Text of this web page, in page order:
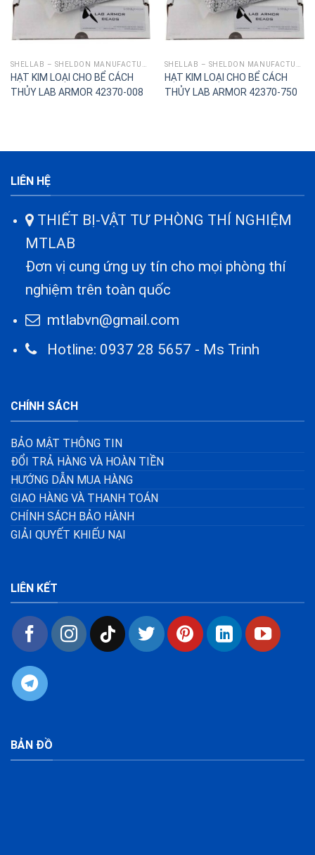
SHELLAB – SHELDON MANUFACTURING
HẠT KIM LOẠI CHO BỂ CÁCH
THỦY LAB ARMOR 42370-008
SHELLAB – SHELDON MANUFACTURING
HẠT KIM LOẠI CHO BỂ CÁCH
THỦY LAB ARMOR 42370-750
LIÊN HỆ
THIẾT BỊ-VẬT TƯ PHÒNG THÍ NGHIỆM
MTLAB
Đơn vị cung ứng uy tín cho mọi phòng thí
nghiệm trên toàn quốc
mtlabvn@gmail.com
Hotline: 0937 28 5657 - Ms Trinh
CHÍNH SÁCH
BẢO MẬT THÔNG TIN
ĐỔI TRẢ HÀNG VÀ HOÀN TIỀN
HƯỚNG DẪN MUA HÀNG
GIAO HÀNG VÀ THANH TOÁN
CHÍNH SÁCH BẢO HÀNH
GIẢI QUYẾT KHIẾU NẠI
LIÊN KẾT
BẢN ĐỒ